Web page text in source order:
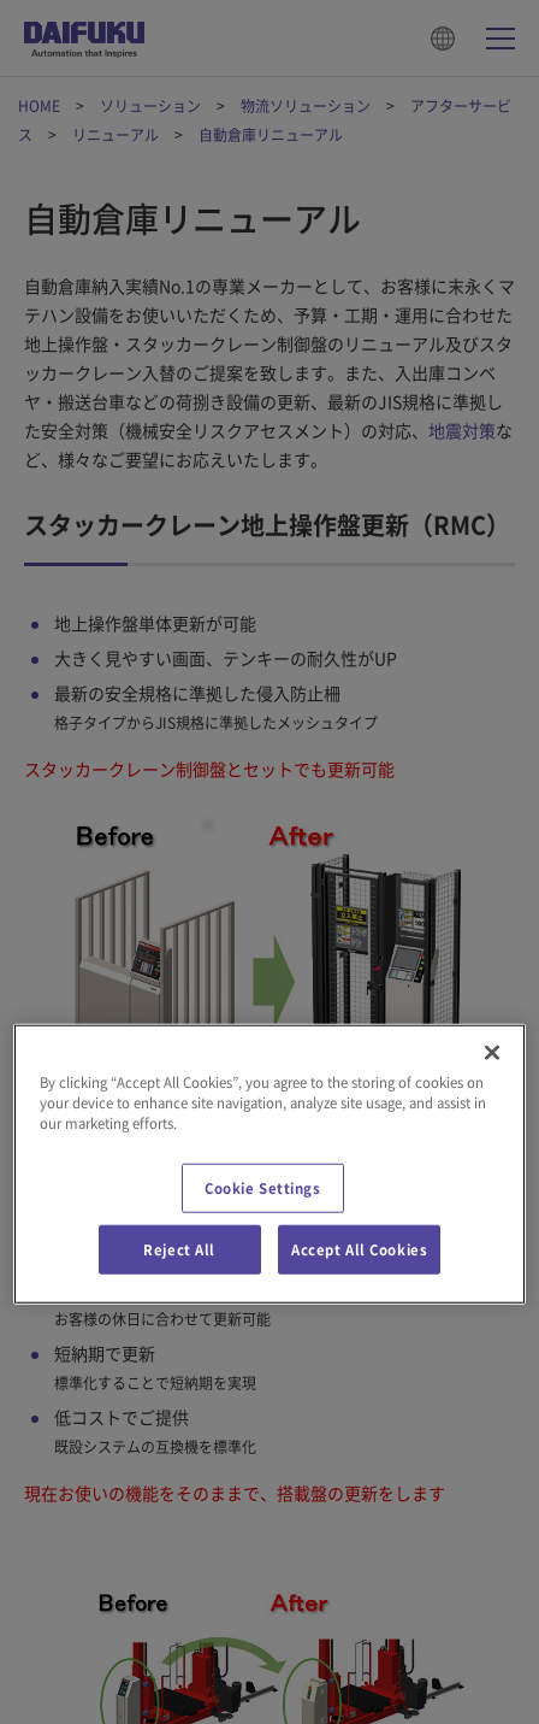
HOME ソリューション 物流ソリューション
アフターサービ
ス
リニューアル 自動倉庫リニューアル
自動倉庫リニューアル
自動倉庫納入実績No.1の専業メーカーとして、お客様に末永くマ
テハン設備をお使いいただくため、予算・工期・運用に合わせた
地上操作盤・スタッカークレーン制御盤のリニューアル及びスタ
ッカークレーン入替のご提案を致します。また、入出庫コンベ
ヤ・搬送台車などの荷捌き設備の更新、最新のJIS規格に準拠し
た安全対策（機械安全リスクアセスメント）の対応、 地震対策な
ど、様々なご要望にお応えいたします。
スタッカークレーン地上操作盤更新（RMC）
地上操作盤単体更新が可能
大きく見やすい画面、テンキーの耐久性がUP
最新の安全規格に準拠した侵入防止柵
格子タイプからJIS規格に準拠したメッシュタイプ
スタッカークレーン制御盤とセットでも更新可能
スタッカークレーン制御盤更新1（パネル更
お客様の休日に合わせて更新可能
短納期で更新
標準化することで短納期を実現
低コストでご提供
既設システムの互換機を標準化
現在お使いの機能をそのままで、搭載盤の更新をします
By clicking “Accept All Cookies”, you agree to the storing of cookies on
your device to enhance site navigation, analyze site usage, and assist in
our marketing efforts.
Cookie Settings
Reject All Accept All Cookies